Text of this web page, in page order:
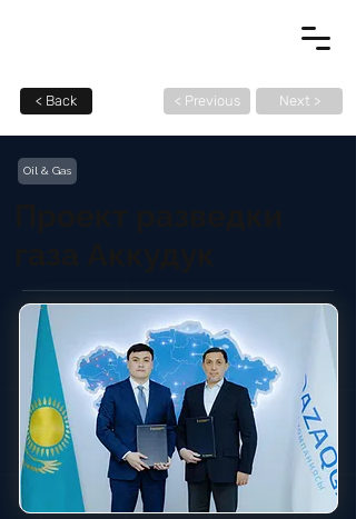
< Back < Previous Next >
Oil & Gas